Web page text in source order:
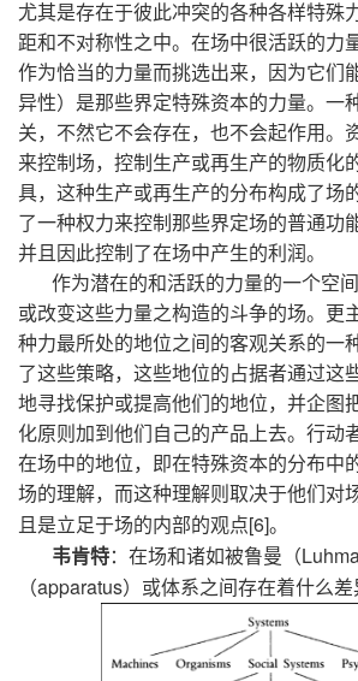
尤其是存在于彼此冲突的各种各样特殊
距和不对称性之中。在场中很活跃的力
作为恰当的力量而挑选出来，因为它们
异性）是那些界定特殊资本的力量。一
关，不然它不会存在，也不会起作用。
来控制场，控制生产或再生产的物质化
具，这种生产或再生产的分布构成了场
了一种权力来控制那些界定场的普通功
并且因此控制了在场中产生的利润。
作为潜在的和活跃的力量的一个空
或改变这些力量之构造的斗争的场。更
种力最所处的地位之间的客观关系的一
了这些策略，这些地位的占据者通过这
地寻找保护或提高他们的地位，并企图
化原则加到他们自己的产品上去。行动
在场中的地位，即在特殊资本的分布中
场的理解，而这种理解则取决于他们对
且是立足于场的内部的观点[6]。
韦肯特：在场和诸如被鲁曼（
（apparatus）或体系之间存在着什么差